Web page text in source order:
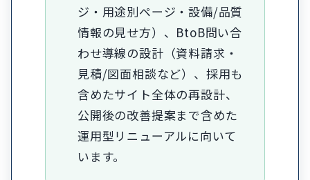
ジ・用途別ページ・設備/品質
情報の見せ方）、BtoB問い合
わせ導線の設計（資料請求・
見積/図面相談など）、採用も
含めたサイト全体の再設計、
公開後の改善提案まで含めた
運用型リニューアルに向いて
います。